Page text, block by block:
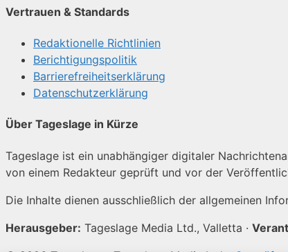
Vertrauen & Standards
Redaktionelle Richtlinien
Berichtigungspolitik
Barrierefreiheitserklärung
Datenschutzerklärung
Über Tageslage in Kürze
Tageslage ist ein unabhängiger digitaler
von einem Redakteur geprüft und vor der
Die Inhalte dienen ausschließlich der allgemeinen
Herausgeber: Tageslage Media Ltd., Valletta ·